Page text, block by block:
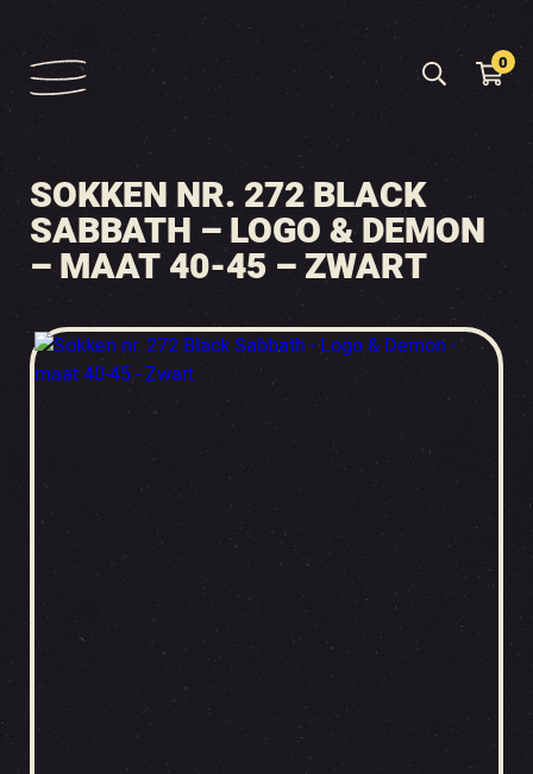
0
SOKKEN NR. 272 BLACK
SABBATH – LOGO & DEMON
– MAAT 40-45 – ZWART